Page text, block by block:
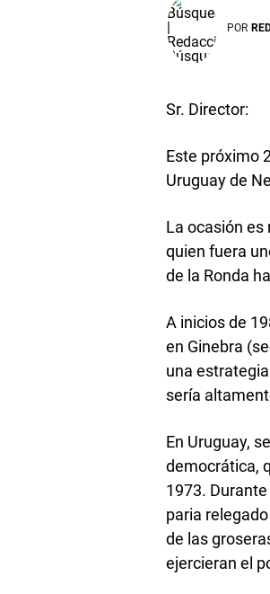
POR
Sr. Director:
Este próximo
Uruguay de
La ocasión
quien fuera
de la Ronda
A inicios de
en Ginebra
una
sería
En Uruguay,
democrática,
1973.
paria
de las
ejercieran el